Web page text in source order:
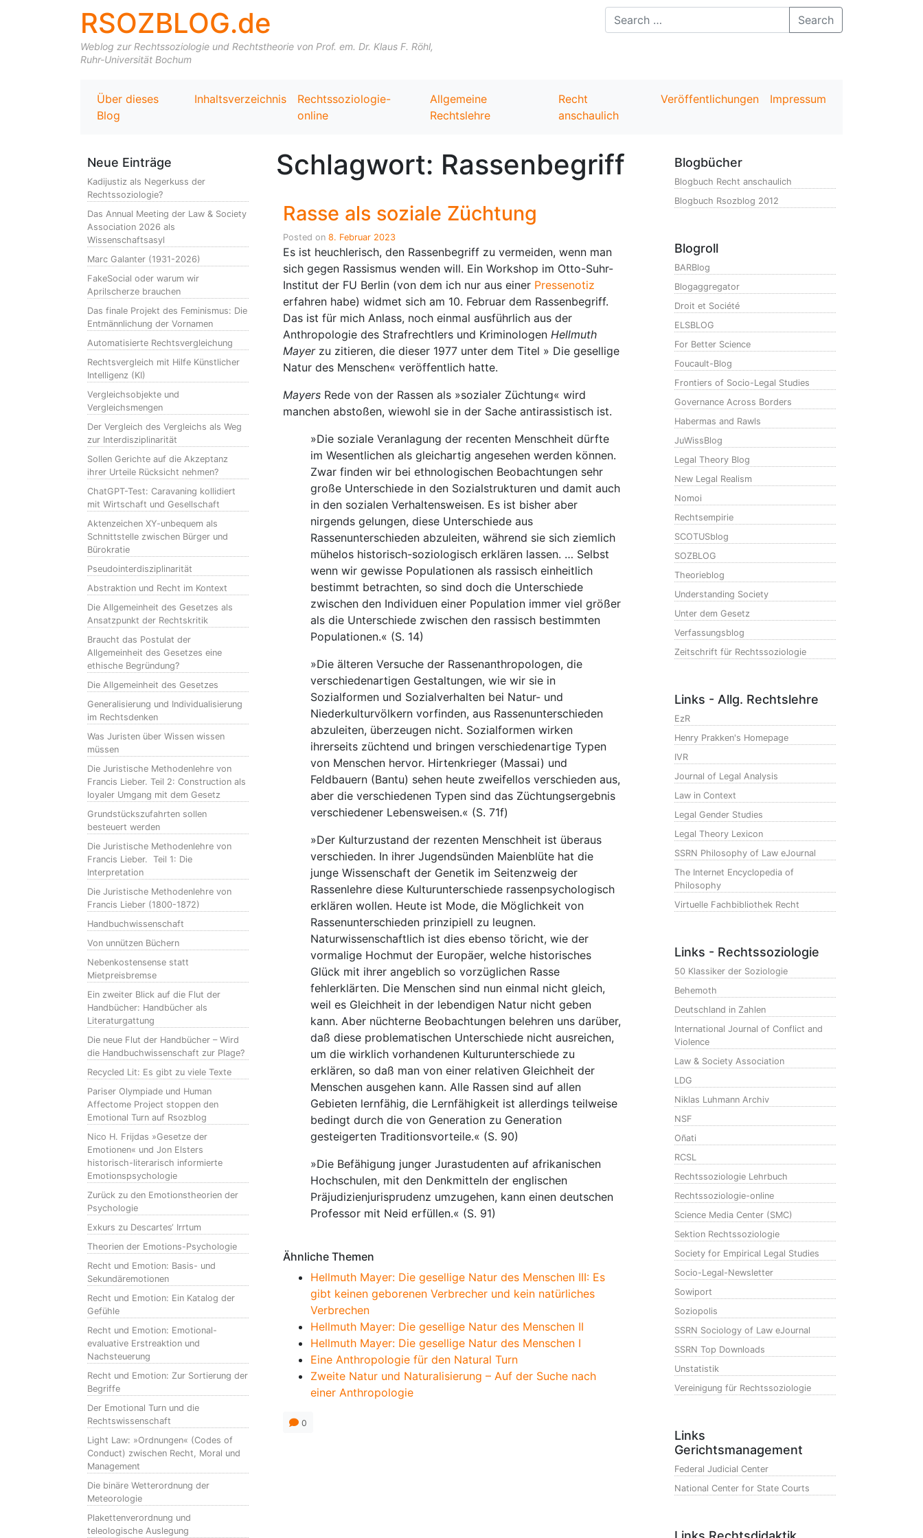
RSOZBLOG.de
Weblog zur Rechtssoziologie und Rechtstheorie von Prof. em. Dr. Klaus F. Röhl,
Ruhr-Universität Bochum
Search
Über dieses
Blog
Inhaltsverzeichnis
Rechtssoziologie-
online
Allgemeine
Rechtslehre
Recht
anschaulich
Veröffentlichungen Impressum
Neue Einträge
Kadijustiz als Negerkuss der
Rechtssoziologie?
Das Annual Meeting der Law & Society
Association 2026 als
Wissenschaftsasyl
Marc Galanter (1931-2026)
FakeSocial oder warum wir
Aprilscherze brauchen
Das finale Projekt des Feminismus: Die
Entmännlichung der Vornamen
Automatisierte Rechtsvergleichung
Rechtsvergleich mit Hilfe Künstlicher
Intelligenz (KI)
Vergleichsobjekte und
Vergleichsmengen
Der Vergleich des Vergleichs als Weg
zur Interdisziplinarität
Sollen Gerichte auf die Akzeptanz
ihrer Urteile Rücksicht nehmen?
ChatGPT-Test: Caravaning kollidiert
mit Wirtschaft und Gesellschaft
Aktenzeichen XY-unbequem als
Schnittstelle zwischen Bürger und
Bürokratie
Pseudointerdisziplinarität
Abstraktion und Recht im Kontext
Die Allgemeinheit des Gesetzes als
Ansatzpunkt der Rechtskritik
Braucht das Postulat der
Allgemeinheit des Gesetzes eine
ethische Begründung?
Die Allgemeinheit des Gesetzes
Generalisierung und Individualisierung
im Rechtsdenken
Was Juristen über Wissen wissen
müssen
Die Juristische Methodenlehre von
Francis Lieber. Teil 2: Construction als
loyaler Umgang mit dem Gesetz
Grundstückszufahrten sollen
besteuert werden
Die Juristische Methodenlehre von
Francis Lieber. Teil 1: Die
Interpretation
Die Juristische Methodenlehre von
Francis Lieber (1800-1872)
Handbuchwissenschaft
Von unnützen Büchern
Nebenkostensense statt
Mietpreisbremse
Ein zweiter Blick auf die Flut der
Handbücher: Handbücher als
Literaturgattung
Die neue Flut der Handbücher – Wird
die Handbuchwissenschaft zur Plage?
Recycled Lit: Es gibt zu viele Texte
Pariser Olympiade und Human
Affectome Project stoppen den
Emotional Turn auf Rsozblog
Nico H. Frijdas »Gesetze der
Emotionen« und Jon Elsters
historisch-literarisch informierte
Emotionspsychologie
Zurück zu den Emotionstheorien der
Psychologie
Exkurs zu Descartes‘ Irrtum
Theorien der Emotions-Psychologie
Recht und Emotion: Basis- und
Sekundäremotionen
Recht und Emotion: Ein Katalog der
Gefühle
Recht und Emotion: Emotional-
evaluative Erstreaktion und
Nachsteuerung
Recht und Emotion: Zur Sortierung der
Begriffe
Der Emotional Turn und die
Rechtswissenschaft
Light Law: »Ordnungen« (Codes of
Conduct) zwischen Recht, Moral und
Management
Die binäre Wetterordnung der
Meteorologie
Plakettenverordnung und
teleologische Auslegung
Schlagwort: Rassenbegriff
Rasse als soziale Züchtung
Posted on 8. Februar 2023
Es ist heuchlerisch, den Rassenbegriff zu vermeiden, wenn man
sich gegen Rassismus wenden will. Ein Workshop im Otto-Suhr-
Institut der FU Berlin (von dem ich nur aus einer Pressenotiz
erfahren habe) widmet sich am 10. Februar dem Rassenbegriff.
Das ist für mich Anlass, noch einmal ausführlich aus der
Anthropologie des Strafrechtlers und Kriminologen Hellmuth
Mayerzu zitieren, die dieser 1977 unter dem Titel » Die gesellige
Natur des Menschen« veröffentlich hatte.
Mayers Rede von der Rassen als »sozialer Züchtung« wird
manchen abstoßen, wiewohl sie in der Sache antirassistisch ist.
»Die soziale Veranlagung der recenten Menschheit dürfte
im Wesentlichen als gleichartig angesehen werden können.
Zwar finden wir bei ethnologischen Beobachtungen sehr
große Unterschiede in den Sozialstrukturen und damit auch
in den sozialen Verhaltensweisen. Es ist bisher aber
nirgends gelungen, diese Unterschiede aus
Rassenunterschieden abzuleiten, während sie sich ziemlich
mühelos historisch-soziologisch erklären lassen. … Selbst
wenn wir gewisse Populationen als rassisch einheitlich
bestimmt betrachten, so sind doch die Unterschiede
zwischen den Individuen einer Population immer viel größer
als die Unterschiede zwischen den rassisch bestimmten
Populationen.« (S. 14)
»Die älteren Versuche der Rassenanthropologen, die
verschiedenartigen Gestaltungen, wie wir sie in
Sozialformen und Sozialverhalten bei Natur- und
Niederkulturvölkern vorfinden, aus Rassenunterschieden
abzuleiten, überzeugen nicht. Sozialformen wirken
ihrerseits züchtend und bringen verschiedenartige Typen
von Menschen hervor. Hirtenkrieger (Massai) und
Feldbauern (Bantu) sehen heute zweifellos verschieden aus,
aber die verschiedenen Typen sind das Züchtungsergebnis
verschiedener Lebensweisen.« (S. 71f)
»Der Kulturzustand der rezenten Menschheit ist überaus
verschieden. In ihrer Jugendsünden Maienblüte hat die
junge Wissenschaft der Genetik im Seitenzweig der
Rassenlehre diese Kulturunterschiede rassenpsychologisch
erklären wollen. Heute ist Mode, die Möglichkeit von
Rassenunterschieden prinzipiell zu leugnen.
Naturwissenschaftlich ist dies ebenso töricht, wie der
vormalige Hochmut der Europäer, welche historisches
Glück mit ihrer angeblich so vorzüglichen Rasse
fehlerklärten. Die Menschen sind nun einmal nicht gleich,
weil es Gleichheit in der lebendigen Natur nicht geben
kann. Aber nüchterne Beobachtungen belehren uns darüber,
daß diese problematischen Unterschiede nicht ausreichen,
um die wirklich vorhandenen Kulturunterschiede zu
erklären, so daß man von einer relativen Gleichheit der
Menschen ausgehen kann. Alle Rassen sind auf allen
Gebieten lernfähig, die Lernfähigkeit ist allerdings teilweise
bedingt durch die von Generation zu Generation
gesteigerten Traditionsvorteile.« (S. 90)
»Die Befähigung junger Jurastudenten auf afrikanischen
Hochschulen, mit den Denkmitteln der englischen
Präjudizienjurisprudenz umzugehen, kann einen deutschen
Professor mit Neid erfüllen.« (S. 91)
Ähnliche Themen
Hellmuth Mayer: Die gesellige Natur des Menschen III: Es
gibt keinen geborenen Verbrecher und kein natürliches
Verbrechen
Hellmuth Mayer: Die gesellige Natur des Menschen II
Hellmuth Mayer: Die gesellige Natur des Menschen I
Eine Anthropologie für den Natural Turn
Zweite Natur und Naturalisierung – Auf der Suche nach
einer Anthropologie
0
Blogbücher
Blogbuch Recht anschaulich
Blogbuch Rsozblog 2012
Blogroll
BARBlog
Blogaggregator
Droit et Société
ELSBLOG
For Better Science
Foucault-Blog
Frontiers of Socio-Legal Studies
Governance Across Borders
Habermas and Rawls
JuWissBlog
Legal Theory Blog
New Legal Realism
Nomoi
Rechtsempirie
SCOTUSblog
SOZBLOG
Theorieblog
Understanding Society
Unter dem Gesetz
Verfassungsblog
Zeitschrift für Rechtssoziologie
Links - Allg. Rechtslehre
EzR
Henry Prakken's Homepage
IVR
Journal of Legal Analysis
Law in Context
Legal Gender Studies
Legal Theory Lexicon
SSRN Philosophy of Law eJournal
The Internet Encyclopedia of
Philosophy
Virtuelle Fachbibliothek Recht
Links - Rechtssoziologie
50 Klassiker der Soziologie
Behemoth
Deutschland in Zahlen
International Journal of Conflict and
Violence
Law & Society Association
LDG
Niklas Luhmann Archiv
NSF
Oñati
RCSL
Rechtssoziologie Lehrbuch
Rechtssoziologie-online
Science Media Center (SMC)
Sektion Rechtssoziologie
Society for Empirical Legal Studies
Socio-Legal-Newsletter
Sowiport
Soziopolis
SSRN Sociology of Law eJournal
SSRN Top Downloads
Unstatistik
Vereinigung für Rechtssoziologie
Links
Gerichtsmanagement
Federal Judicial Center
National Center for State Courts